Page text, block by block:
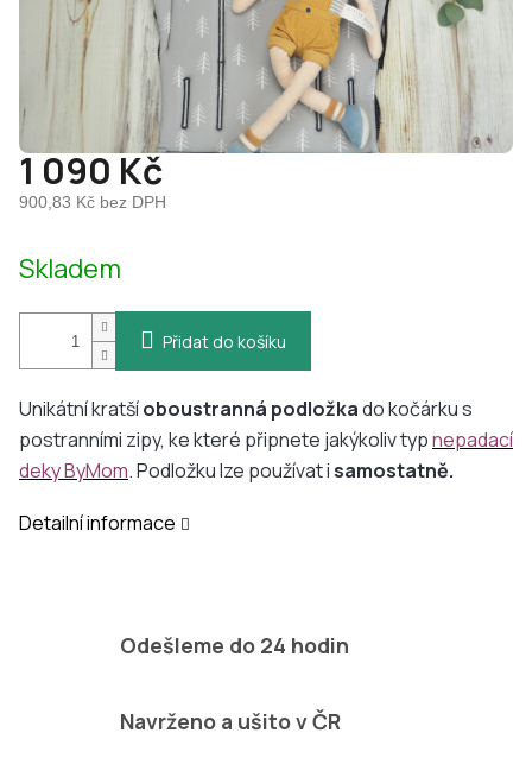
1 090 Kč
900,83 Kč bez DPH
cena:
Skladem
Přidat do košíku
Unikátní kratšíoboustranná podložkado kočárku s
postranními zipy, ke které připnete jakýkoliv typnepadací
deky ByMom. Podložku lze používat isamostatně.
Detailní informace
Odešleme do 24 hodin
Navrženo a ušito v ČR